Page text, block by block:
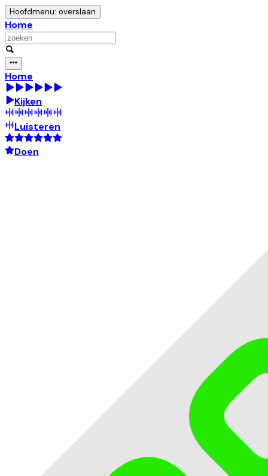
Hoofdmenu: overslaan
Home
Home
Kijken
Luisteren
Doen